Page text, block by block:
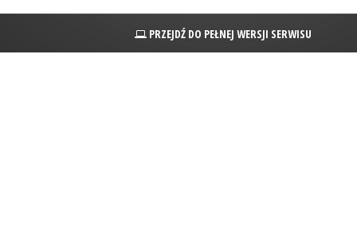
PRZEJDŹ DO PEŁNEJ WERSJI SERWISU